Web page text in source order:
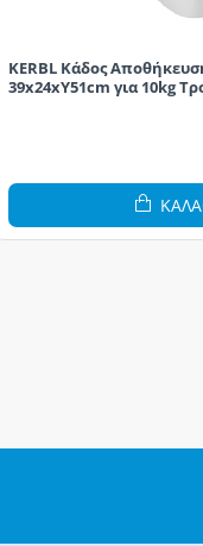
KERBL Κάδος
39x24xY51cm για 10kg